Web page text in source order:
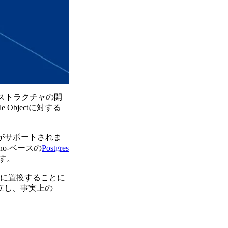
トラクチャの開
Objectに対する
サポートされま
ベースのPostgres
。
置換することに
し、事実上の